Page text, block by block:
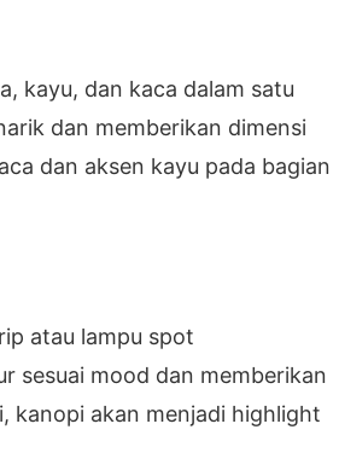
kayu, dan kaca dalam satu
dan memberikan dimensi
dan aksen kayu pada bagian
atau lampu spot
sesuai mood dan memberikan
kanopi akan menjadi highlight